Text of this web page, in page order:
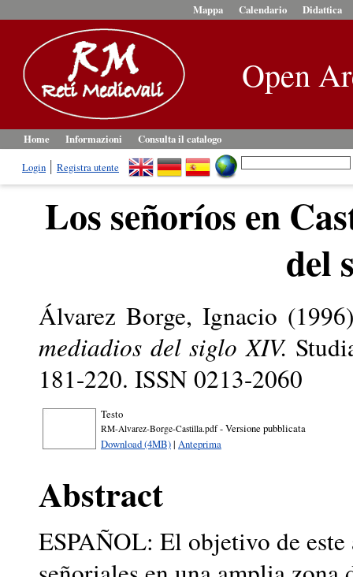
Mappa Calendario Didattica
Open
Home Informazioni
Consulta il catalogo
Login
Registra utente
Los señoríos en
del
Álvarez Borge, Ignacio
mediadios del siglo XIV.
181-220. ISSN 0213-2060
Testo
RM-Alvarez-Borge-Castilla.pdf- Versione pubblicata
Download (4MB)| Anteprima
Abstract
ESPAÑOL: El objetivo de